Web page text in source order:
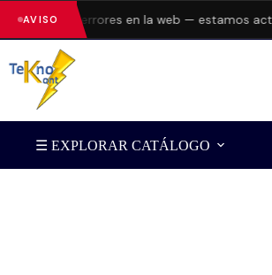
AVISO errores en la web — estamos
☰ EXPLORAR CATÁLOGO